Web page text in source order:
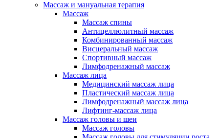
Массаж и мануальная терапия
Массаж
Массаж спины
Антицеллюлитный массаж
Комбинированный массаж
Висцеральный массаж
Спортивный массаж
Лимфодренажный массаж
Массаж лица
Медицинский массаж лица
Пластический массаж лица
Лимфодренажный массаж лица
Лифтинг-массаж лица
Массаж головы и шеи
Массаж головы